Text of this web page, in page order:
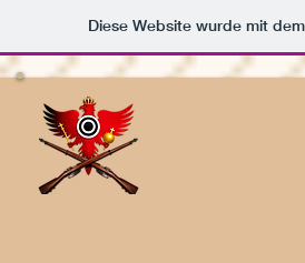
Diese Website wurde mit